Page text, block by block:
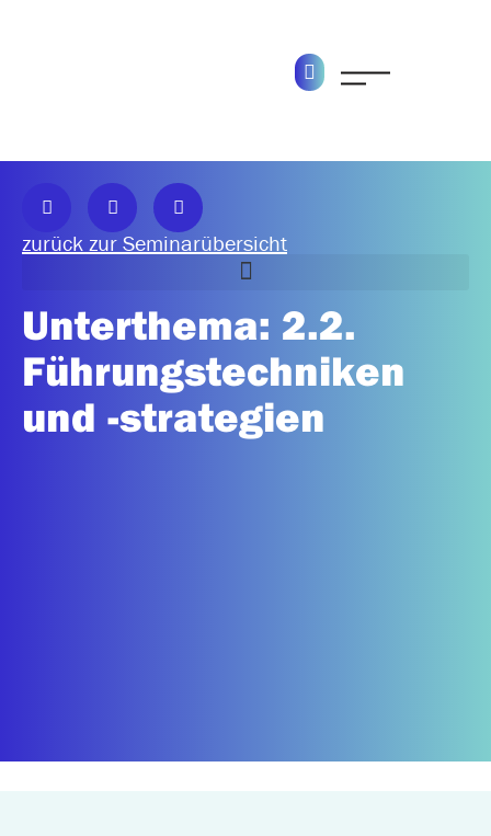
zurück zur Seminarübersicht
Unterthema: 2.2.
Führungstechniken
und -strategien